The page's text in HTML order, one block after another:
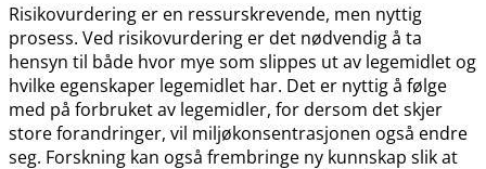
Risikovurdering er en ressurskrevende, men nyttig
prosess. Ved risikovurdering er det nødvendig å ta
hensyn til både hvor mye som slippes ut av legemidlet og
hvilke egenskaper legemidlet har. Det er nyttig å følge
med på forbruket av legemidler, for dersom det skjer
store forandringer, vil miljøkonsentrasjonen også endre
seg. Forskning kan også frembringe ny kunnskap slik at